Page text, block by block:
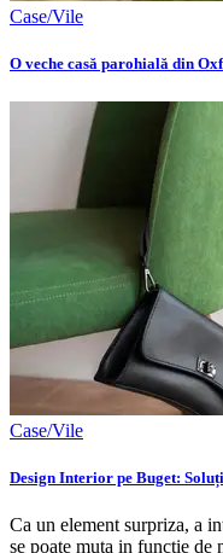
Case/Vile
O veche casă parohială din
Case/Vile
Design Interior pe Buget:
Ca un element surpriza, a
se poate muta in functie de